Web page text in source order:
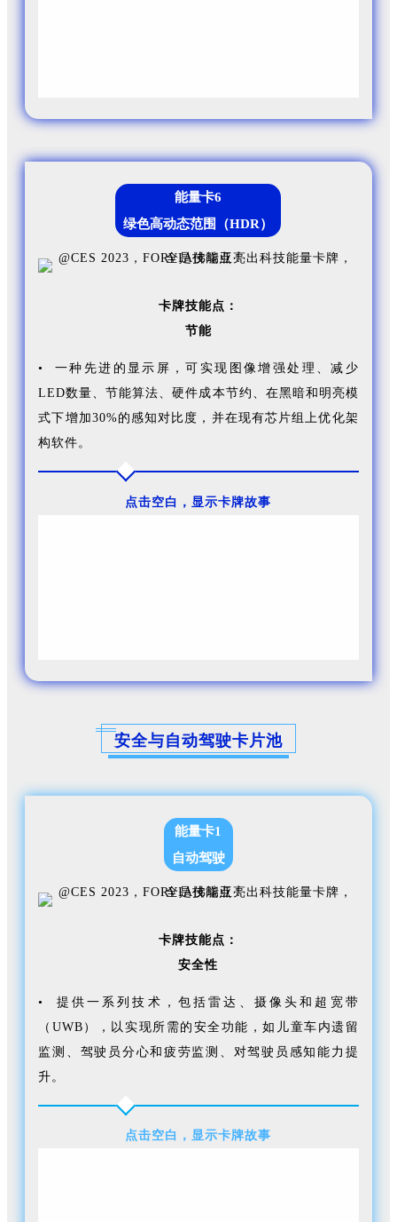
能量卡6
绿色高动态范围（HDR）
卡牌技能点：
节能
• 一种先进的显示屏，可实现图像增强处理、减少
LED数量、节能算法、硬件成本节约、在黑暗和明亮模
式下增加30%的感知对比度，并在现有芯片组上优化架
构软件。
点击空白，显示卡牌故事
安全与自动驾驶卡片池
能量卡1
自动驾驶
卡牌技能点：
安全性
• 提供一系列技术，包括雷达、摄像头和超宽带
（UWB），以实现所需的安全功能，如儿童车内遗留
监测、驾驶员分心和疲劳监测、对驾驶员感知能力提
升。
点击空白，显示卡牌故事